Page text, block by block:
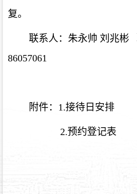
复。
联系人：朱永帅 刘兆彬
86057061
附件：1.接待日安排
2.预约登记表